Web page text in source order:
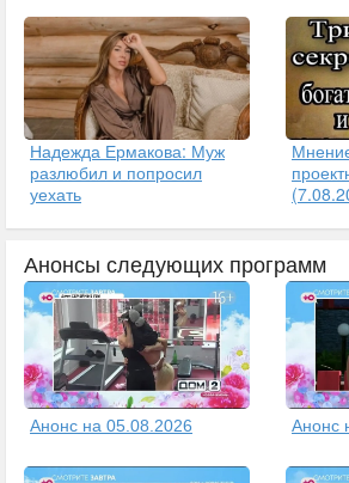
Надежда Ермакова: Муж
разлюбил и попросил
уехать
Анонсы следующих программ
Анонс на 05.08.2026 Анонс